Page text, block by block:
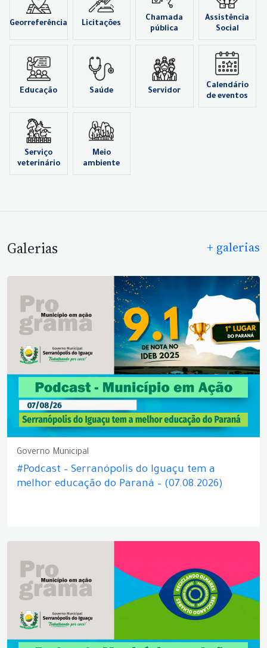
Georreferência Licitações
Chamada
pública
Assistência
Social
Educação Saúde Servidor
Calendário
de eventos
Serviço
veterinário
Meio
ambiente
Galerias + galerias
Governo Municipal
#Podcast – Serranópolis do Iguaçu tem a
melhor educação do Paraná – (07.08.2026)